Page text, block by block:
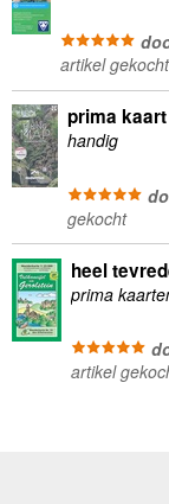
artikel gekocht
prima
handig
gekocht
heel
prima
artikel